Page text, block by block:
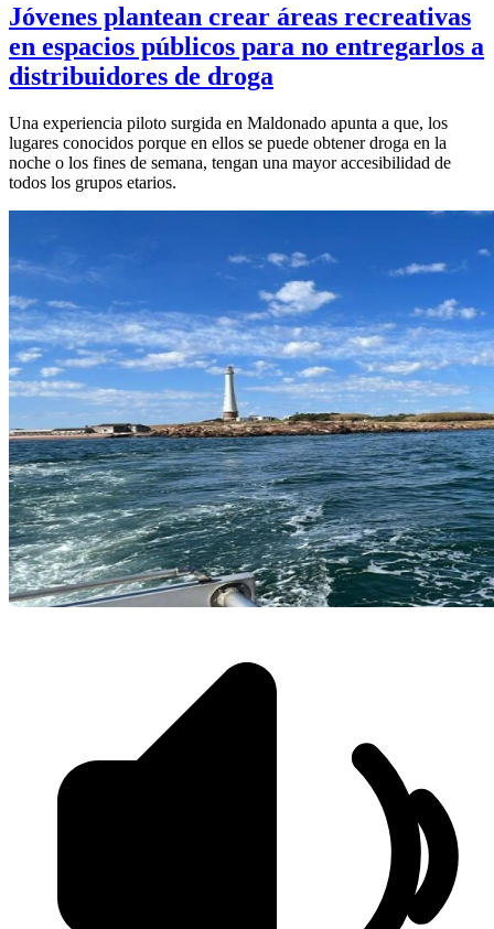
Jóvenes plantean crear áreas recreativas
en espacios públicos para no entregarlos a
distribuidores de droga
Una experiencia piloto surgida en Maldonado apunta a que, los
lugares conocidos porque en ellos se puede obtener droga en la
noche o los fines de semana, tengan una mayor accesibilidad de
todos los grupos etarios.